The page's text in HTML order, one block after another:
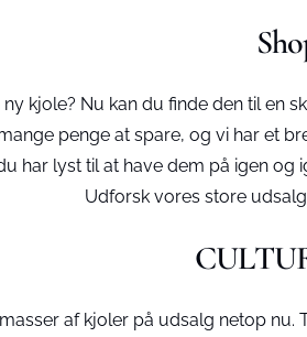
kjole? Nu kan du finde den til en
penge at spare, og vi har et
har lyst til at have dem på igen
Udforsk vores store
masser af kjoler på udsalg netop